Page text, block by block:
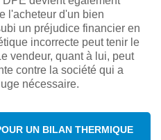
l'acheteur d'un bien
un préjudice financier en
incorrecte peut tenir le
vendeur, quant à lui, peut
contre la société qui a
nécessaire.
UN BILAN THERMIQUE